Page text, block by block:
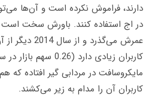
دارند، فراموش نکرده‌ است و آن‌ها
عمرش می‌گذرد
مایکروسافت در مردابی گیر افتاده که
کاربران آن را مدام به زیر می‌کشند.